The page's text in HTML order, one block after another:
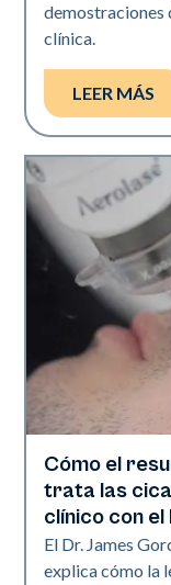
demostraciones
clínica.
LEER MÁS
Tecnología
Cómo el
trata las
clínico con
El Dr. James
explica cómo la